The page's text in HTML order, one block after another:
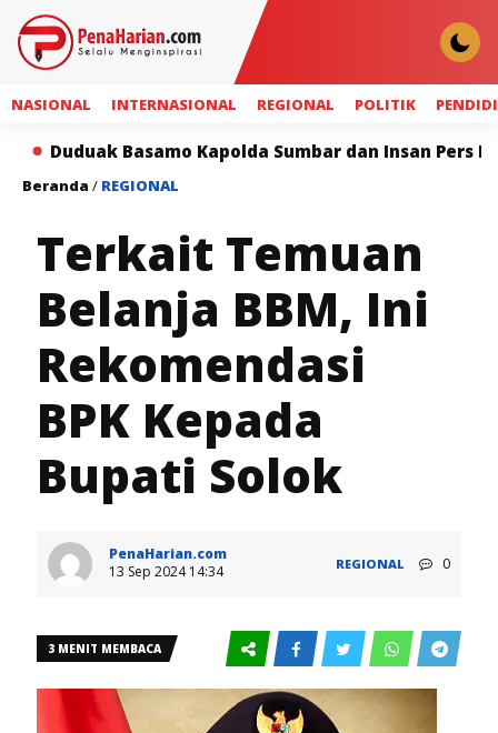
NASIONAL INTERNASIONAL REGIONAL POLITIK
Kapolda Sumbar dan Insan Pers Perkuat
Beranda / REGIONAL
Terkait Temuan
Belanja BBM, Ini
Rekomendasi
BPK Kepada
Bupati Solok
PenaHarian.com
13 Sep 2024 14:34
REGIONAL 0
3 MENIT MEMBACA